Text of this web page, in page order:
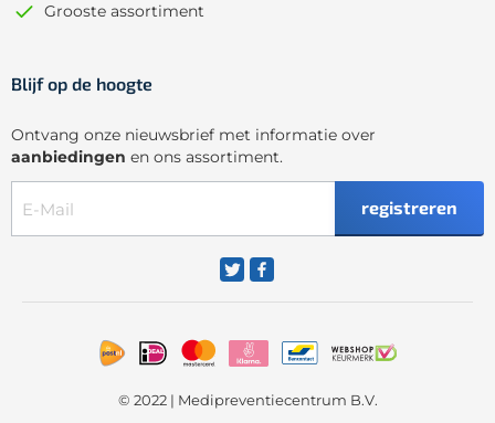
Grooste assortiment
Blijf op de hoogte
Ontvang onze nieuwsbrief met informatie over
aanbiedingen en ons assortiment.
registreren
© 2022 | Medipreventiecentrum B.V.